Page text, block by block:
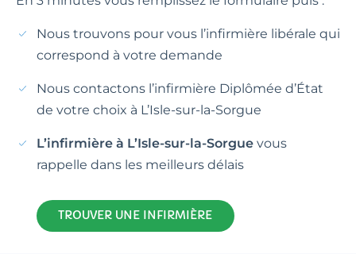
Nous trouvons pour vous l’infirmière libérale qui
correspond à votre demande
Nous contactons l’infirmière Diplômée d’État
de votre choix à L’Isle-sur-la-Sorgue
L’infirmière à L’Isle-sur-la-Sorgue vous
rappelle dans les meilleurs délais
TROUVER UNE INFIRMIÈRE